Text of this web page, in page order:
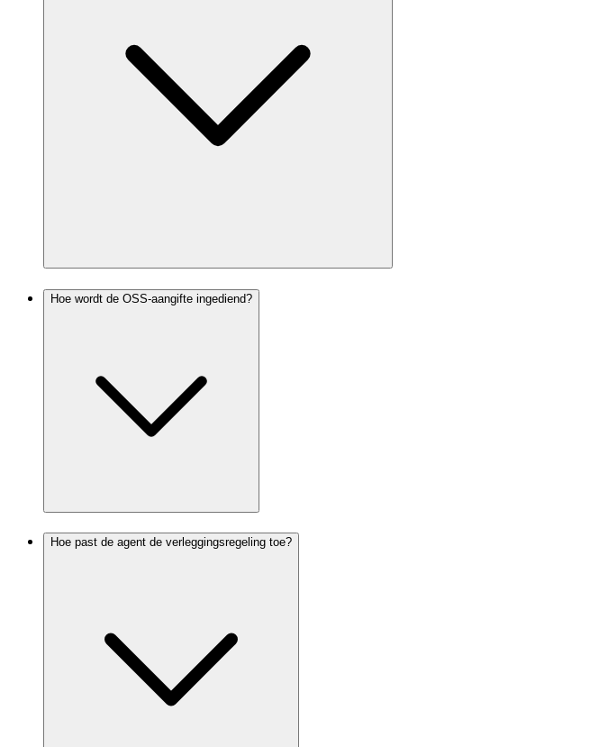
Hoe wordt de OSS-aangifte ingediend?
Hoe past de agent de verleggingsregeling toe?